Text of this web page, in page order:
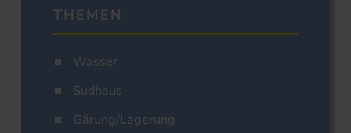
THEMEN
Wasser
Sudhaus
Gärung/Lagerung